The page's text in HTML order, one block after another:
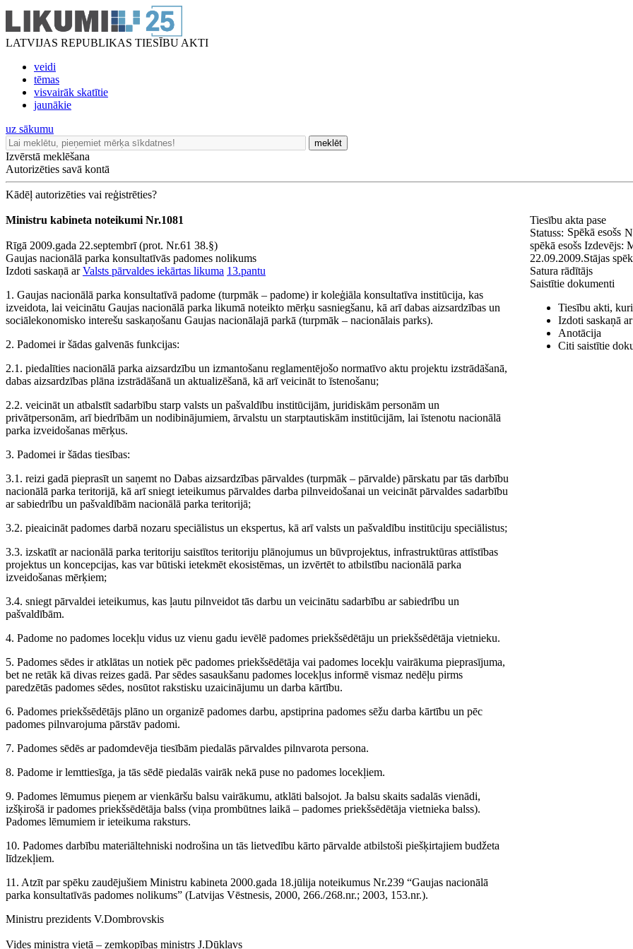
LATVIJAS REPUBLIKAS TIESĪBU AKTI
veidi
tēmas
visvairāk skatītie
jaunākie
uz sākumu
meklēt
Izvērstā meklēšana
Autorizēties savā kontā
Kādēļ autorizēties vai reģistrēties?
Ministru kabineta noteikumi Nr.1081
Rīgā 2009.gada 22.septembrī (prot. Nr.61 38.§)
Gaujas nacionālā parka konsultatīvās padomes nolikums
Izdoti saskaņā arValsts pārvaldes iekārtas likuma 13.pantu
1. Gaujas nacionālā parka konsultatīvā padome (turpmāk – padome) ir koleģiāla konsultatīva institūcija, kas
izveidota, lai veicinātu Gaujas nacionālā parka likumā noteikto mērķu sasniegšanu, kā arī dabas aizsardzības un
sociālekonomisko interešu saskaņošanu Gaujas nacionālajā parkā (turpmāk – nacionālais parks).
2. Padomei ir šādas galvenās funkcijas:
2.1. piedalīties nacionālā parka aizsardzību un izmantošanu reglamentējošo normatīvo aktu projektu izstrādāšanā,
dabas aizsardzības plāna izstrādāšanā un aktualizēšanā, kā arī veicināt to īstenošanu;
2.2. veicināt un atbalstīt sadarbību starp valsts un pašvaldību institūcijām, juridiskām personām un
privātpersonām, arī biedrībām un nodibinājumiem, ārvalstu un starptautiskām institūcijām, lai īstenotu nacionālā
parka izveidošanas mērķus.
3. Padomei ir šādas tiesības:
3.1. reizi gadā pieprasīt un saņemt no Dabas aizsardzības pārvaldes (turpmāk – pārvalde) pārskatu par tās darbību
nacionālā parka teritorijā, kā arī sniegt ieteikumus pārvaldes darba pilnveidošanai un veicināt pārvaldes sadarbību
ar sabiedrību un pašvaldībām nacionālā parka teritorijā;
3.2. pieaicināt padomes darbā nozaru speciālistus un ekspertus, kā arī valsts un pašvaldību institūciju speciālistus;
3.3. izskatīt ar nacionālā parka teritoriju saistītos teritoriju plānojumus un būvprojektus, infrastruktūras attīstības
projektus un koncepcijas, kas var būtiski ietekmēt ekosistēmas, un izvērtēt to atbilstību nacionālā parka
izveidošanas mērķiem;
3.4. sniegt pārvaldei ieteikumus, kas ļautu pilnveidot tās darbu un veicinātu sadarbību ar sabiedrību un
pašvaldībām.
4. Padome no padomes locekļu vidus uz vienu gadu ievēlē padomes priekšsēdētāju un priekšsēdētāja vietnieku.
5. Padomes sēdes ir atklātas un notiek pēc padomes priekšsēdētāja vai padomes locekļu vairākuma pieprasījuma,
bet ne retāk kā divas reizes gadā. Par sēdes sasaukšanu padomes locekļus informē vismaz nedēļu pirms
paredzētās padomes sēdes, nosūtot rakstisku uzaicinājumu un darba kārtību.
6. Padomes priekšsēdētājs plāno un organizē padomes darbu, apstiprina padomes sēžu darba kārtību un pēc
padomes pilnvarojuma pārstāv padomi.
7. Padomes sēdēs ar padomdevēja tiesībām piedalās pārvaldes pilnvarota persona.
8. Padome ir lemttiesīga, ja tās sēdē piedalās vairāk nekā puse no padomes locekļiem.
9. Padomes lēmumus pieņem ar vienkāršu balsu vairākumu, atklāti balsojot. Ja balsu skaits sadalās vienādi,
izšķirošā ir padomes priekšsēdētāja balss (viņa prombūtnes laikā – padomes priekšsēdētāja vietnieka balss).
Pado­mes lēmumiem ir ieteikuma raksturs.
10. Padomes darbību materiāltehniski nodrošina un tās lietvedību kārto pārvalde atbilstoši piešķirtajiem budžeta
līdzekļiem.
11. Atzīt par spēku zaudējušiem Ministru kabineta 2000.gada 18.jūlija noteikumus Nr.239 “Gaujas nacionālā
parka konsultatīvās padomes nolikums” (Latvijas Vēstnesis, 2000, 266./268.nr.; 2003, 153.nr.).
Ministru prezidents V.Dombrovskis
Vides ministra vietā – zemkopības ministrs J.Dūklavs
Tiesību akta pase
Statuss: Spēkā esošs
spēkā esošs Izdevējs:
22.09.2009.Stājas
Satura rādītājs
Saistītie dokumenti
Tiesību akti,
Izdoti saskaņā ar
Anotācija
Citi saistītie